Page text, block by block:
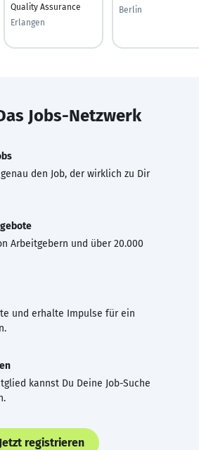
Quality Assurance
Erlangen
Berlin
Jobs-Netzwerk
den Job, der wirklich zu Dir
Arbeitgebern und über 20.000
und erhalte Impulse für ein
kannst Du Deine Job-Suche
Jetzt registrieren